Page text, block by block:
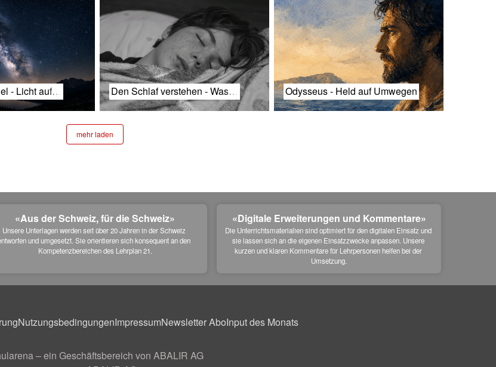
- Licht auf… Den Schlaf verstehen - Was… Odysseus - Held auf Umwegen
mehr laden
«Aus der Schweiz, für die Schweiz»
Unsere Unterlagen werden seit über 20 Jahren in der Schweiz
und umgesetzt. Sie orientieren sich konsequent an den
Kompetenzbereichen des Lehrplan 21.
«Digitale Erweiterungen und Kommentare»
Die Unterrichtsmaterialien sind optimiert für den digitalen Einsatz und
sie lassen sich an die eigenen Einsatzzwecke anpassen. Unsere
kurzen und klaren Kommentare für Lehrpersonen helfen bei der
Umsetzung.
NutzungsbedingungenImpressumNewsletter AboInput des Monats
– ein Geschäftsbereich von ABALIR AG